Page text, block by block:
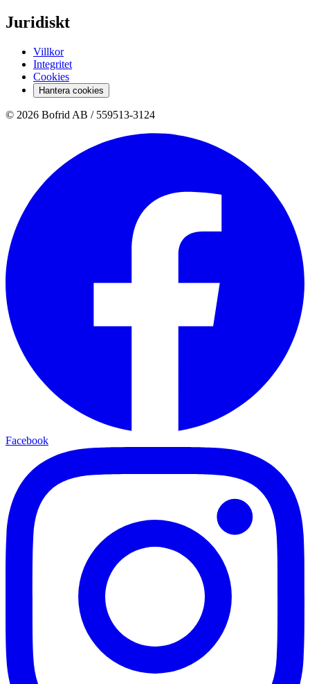
Juridiskt
Villkor
Integritet
Cookies
Hantera cookies
© 2026 Bofrid AB / 559513-3124
Facebook